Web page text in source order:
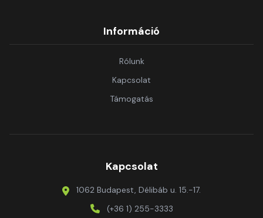
Információ
Rólunk
Kapcsolat
Támogatás
Kapcsolat
1062 Budapest, Délibáb u. 15.-17.
(+36 1) 255-3333